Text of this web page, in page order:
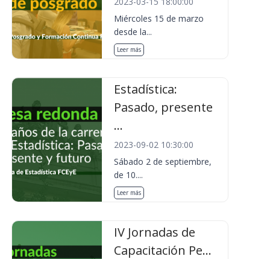
Miércoles 15 de marzo
desde la...
Leer más
Estadística:
Pasado, presente
...
2023-09-02 10:30:00
Sábado 2 de septiembre,
de 10....
Leer más
IV Jornadas de
Capacitación Pe...